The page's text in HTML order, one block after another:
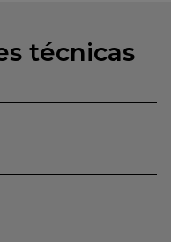
técnicas